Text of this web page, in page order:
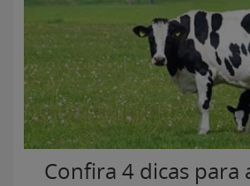
Confira 4 dicas para